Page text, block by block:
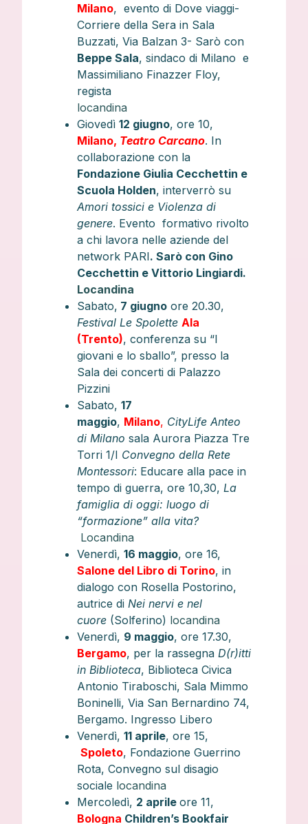
Milano, evento di Dove viaggi-
Corriere della Sera in Sala
Buzzati, Via Balzan 3- Sarò con
Beppe Sala, sindaco di Milano e
Massimiliano Finazzer Floy,
regista
locandina
Giovedì12 giugno, ore 10,
Milano, Teatro Carcano. In
collaborazione con la
Fondazione Giulia Cecchettin e
Scuola Holden, interverrò su
Amori tossici e Violenza di
genere. Evento formativo rivolto
a chi lavora nelle aziende del
network PARI. Sarò con Gino
Cecchettin e Vittorio Lingiardi.
Locandina
Sabato, 7 giugno ore 20.30,
Festival Le Spolette Ala
(Trento), conferenza su “I
giovani e lo sballo”, presso la
Sala dei concerti di Palazzo
Pizzini
Sabato,17
maggio, Milano, CityLife Anteo
di Milano sala Aurora Piazza Tre
Torri 1/I Convegno della Rete
Montessori: Educare alla pace in
tempo di guerra, ore 10,30,La
famiglia di oggi: luogo di
“formazione” alla vita?
Locandina
Venerdì,16 maggio, ore 16,
Salone del Libro di Torino, in
dialogo con Rosella Postorino,
autrice diNei nervi e nel
cuore (Solferino) locandina
Venerdì, 9 maggio, ore 17.30,
Bergamo, per la rassegnaD(r)itti
in Biblioteca, Biblioteca Civica
Antonio Tiraboschi, Sala Mimmo
Boninelli, Via San Bernardino 74,
Bergamo. Ingresso Libero
Venerdì,11 aprile, ore 15,
Spoleto, Fondazione Guerrino
Rota, Convegno sul disagio
sociale locandina
Mercoledì, 2 aprileore 11,
Bologna Children’s Bookfair